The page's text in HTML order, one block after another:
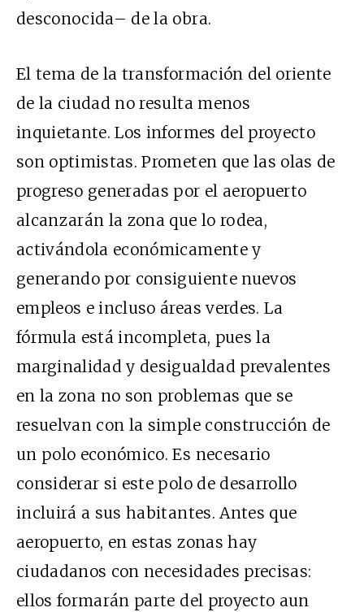
desconocida– de la obra.
El tema de la transformación del oriente
de la ciudad no resulta menos
inquietante. Los informes del proyecto
son optimistas. Prometen que las olas de
progreso generadas por el aeropuerto
alcanzarán la zona que lo rodea,
activándola económicamente y
generando por consiguiente nuevos
empleos e incluso áreas verdes. La
fórmula está incompleta, pues la
marginalidad y desigualdad prevalentes
en la zona no son problemas que se
resuelvan con la simple construcción de
un polo económico. Es necesario
considerar si este polo de desarrollo
incluirá a sus habitantes. Antes que
aeropuerto, en estas zonas hay
ciudadanos con necesidades precisas:
ellos formarán parte del proyecto aun